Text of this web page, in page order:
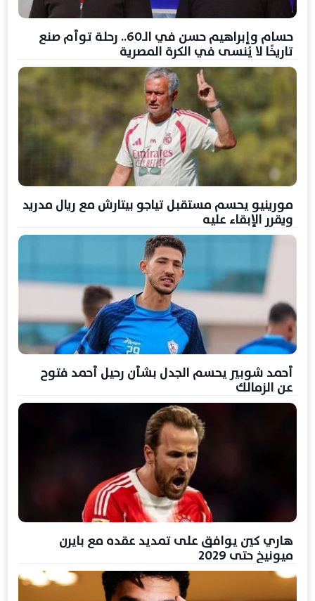
حسام وإبراهيم حسن في الـ60.. رحلة توأم صنع
تاريخًا لا يُنسى في الكرة المصرية
مورينيو يحسم مستقبل تياجو بيتارش مع ريال مدريد
ويقرر الإبقاء عليه
أحمد شوبير يحسم الجدل بشأن رحيل أحمد فتوح
عن الزمالك
هاري كين يوافق على تمديد عقده مع بايرن
ميونيخ حتى 2029